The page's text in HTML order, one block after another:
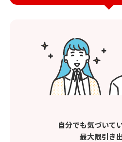
自分でも気づいて
最大限引き